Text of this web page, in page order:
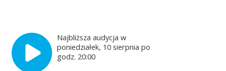
Najbliższa audycja w
poniedziałek, 10 sierpnia po
godz. 20:00